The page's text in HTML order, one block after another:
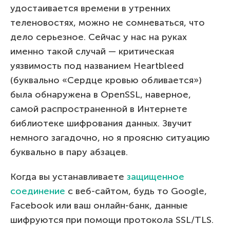
удостаивается времени в утренних
теленовостях, можно не сомневаться, что
дело серьезное. Сейчас у нас на руках
именно такой случай — критическая
уязвимость под названием Heartbleed
(буквально «Сердце кровью обливается»)
была обнаружена в OpenSSL, наверное,
самой распространенной в Интернете
библиотеке шифрования данных. Звучит
немного загадочно, но я проясню ситуацию
буквально в пару абзацев.
Когда вы устанавливаете защищенное
соединение с веб-сайтом, будь то Google,
Facebook или ваш онлайн-банк, данные
шифруются при помощи протокола SSL/TLS.